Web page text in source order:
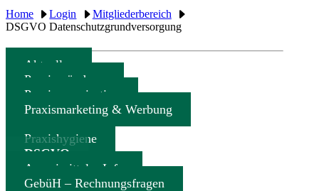
Home Login
Mitgliederbereich
DSGVO Datenschutzgrundversorgung
Aktuelles
Praxisgründung
Praxisorganisation
Praxismarketing & Werbung
Praxishygiene
DSGVO
Arzneimittel – Info
GebüH – Rechnungsfragen